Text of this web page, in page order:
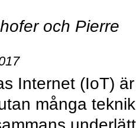
och Pierre
Internet (IoT) är
många